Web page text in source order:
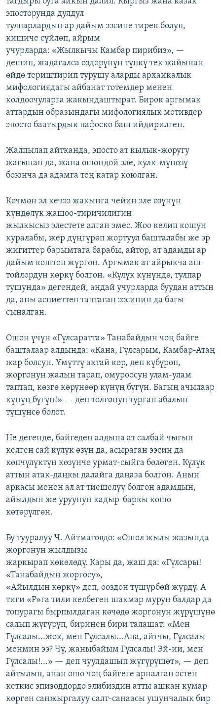
эпосторунда дулдул
тулпарлардын ар дайым ээсине тирек болуп,
кишиче сүйлөп, айрым
учурларда: «Жылкычы Камбар пирибиз», —
дешип, жадагалса өздөрүнүн түпкү тек жайынан
өйдө териштирип турушу аларды архаикалык
мифологиядагы айбанат тотемдер менен
колдоочуларга жакындаштырат. Бирок аргымак
аттардын образындагы мифологиялык мотивдер
эпосто баатырдык пафоско баш ийдирилген.
Жалпылап айтканда, эпосто ат кылык-жоругу
жагынан да, жана ошондой эле, кулк-мүнөзү
боюнча да адамга тең катар коюлган.
Көчмөн эл кечээ жакынга чейин эле өзүнүн
күндөлүк жашоо-тиричилигин
жылкысыз элестете алган эмес. Жоо келип кошун
куралабы, жер дүңгүрөп жортуул башталабы же эр
жигиттер барымтага барабы, айтор, ат адамды ар
дайым коштоп жүргөн. Аргымак ат айрыкча аш-
тойлордун көркү болгон. «Күлүк күнүндө, тулпар
тушунда» дегендей, андай учурларда буудан аттын
да, аны аспиеттеп таптаган ээсинин да багы
сыналган.
Ошон үчүн «Гүлсаратта» Танабайдын чоң байге
башталаар алдында: «Кана, Гүлсарым, Камбар-Атаң
жар болсун. Үмүттү актай көр, деп күбүрөп,
жоргонун жалын тарап, омуроосун улам-улам
таптап, көзгө көрүнөөр күнүң бүгүн. Багың ачылаар
күнүң бүгүн!» — деп толгонуп турган абалын
түшүнсө болот.
Не дегенде, байгеден алдына ат салбай чыгып
келген сай күлүк өзүн да, асыраган ээсин да
көпчүлүктүн көзүнчө урмат-сыйга бөлөгөн. Күлүк
аттын атак-даңкы далайга даңаза болгон. Анын
аркасы менен ал ат тиешелүү болгон адамдын,
айылдын же уруунун кадыр-баркы кошо
көтөрүлгөн.
Бу тууралуу Ч. Айтматовдо: «Ошол жылы жазында
жоргонун жылдызы
жаркырап көкөлөдү. Кары да, жаш да: «Гүлсары!
«Танабайдын жоргосу»,
«Айылдын көркү» деп, ооздон түшүрбөй жүрдү. А
тиги «Р»га тили келбеген шакмар мурун балдар да
топурагы бырпылдаган көчөдө жоргонун жүрүшүнө
салып жүгүрүп, биринен бири талашат: «Мен
Гүлсалы...жок, мен Гүлсалы...Апа, айтчы, Гүлсалы
менмин ээ? Чү, жаныбайым Гүлсалы! Эй-ии, мен
Гүлсалы!...» — деп чуулдашып жүгүрүшөт», — деп
айтылып, анан ошо чоң байгеге арналган эстен
кеткис эпизоддордо элибиздин атты ашкан кумар
көргөн санжыргалуу салт-санаасы ушунчалык бир